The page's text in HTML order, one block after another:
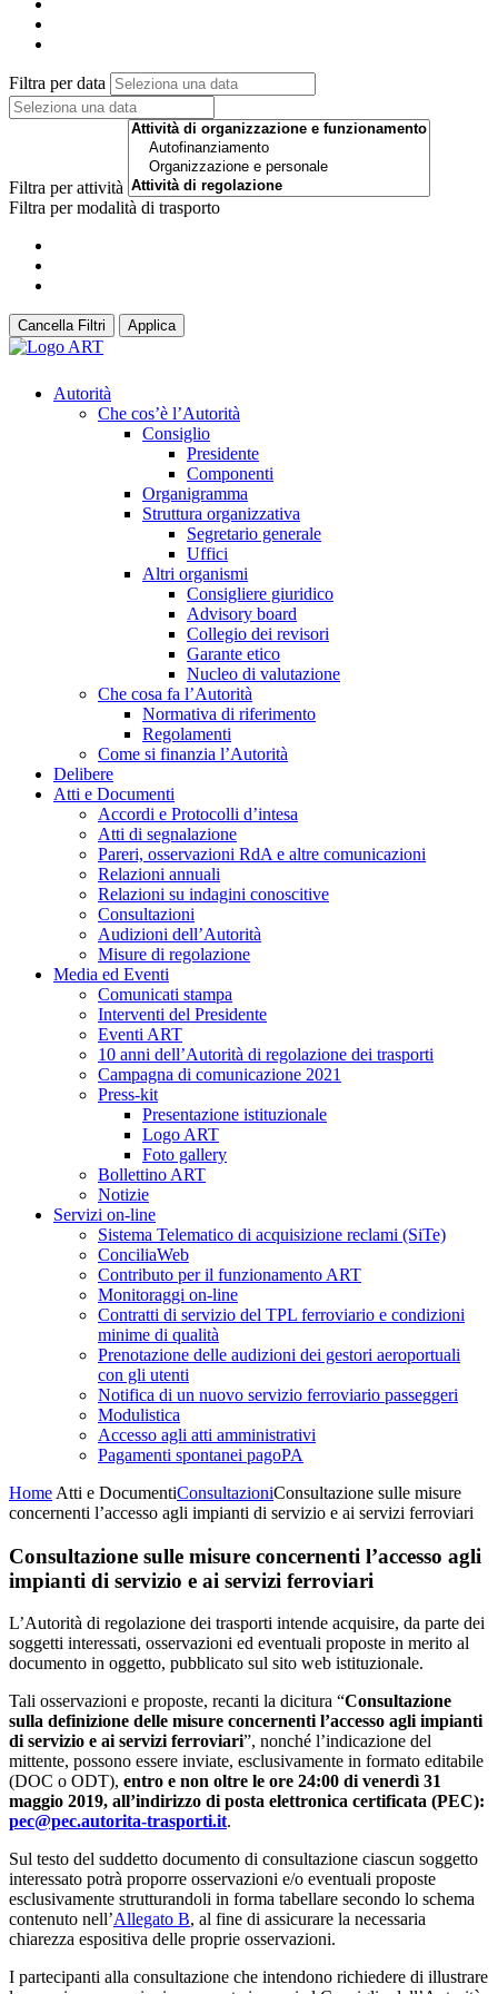
Filtra per data
Filtra per attività
Filtra per modalità di trasporto
Cancella Filtri Applica
Autorità
Che cos’è l’Autorità
Consiglio
Presidente
Componenti
Organigramma
Struttura organizzativa
Segretario generale
Uffici
Altri organismi
Consigliere giuridico
Advisory board
Collegio dei revisori
Garante etico
Nucleo di valutazione
Che cosa fa l’Autorità
Normativa di riferimento
Regolamenti
Come si finanzia l’Autorità
Delibere
Atti e Documenti
Accordi e Protocolli d’intesa
Atti di segnalazione
Pareri, osservazioni RdA e altre comunicazioni
Relazioni annuali
Relazioni su indagini conoscitive
Consultazioni
Audizioni dell’Autorità
Misure di regolazione
Media ed Eventi
Comunicati stampa
Interventi del Presidente
Eventi ART
10 anni dell’Autorità di regolazione dei trasporti
Campagna di comunicazione 2021
Press-kit
Presentazione istituzionale
Logo ART
Foto gallery
Bollettino ART
Notizie
Servizi on-line
Sistema Telematico di acquisizione reclami (SiTe)
ConciliaWeb
Contributo per il funzionamento ART
Monitoraggi on-line
Contratti di servizio del TPL ferroviario e condizioni
minime di qualità
Prenotazione delle audizioni dei gestori aeroportuali
con gli utenti
Notifica di un nuovo servizio ferroviario passeggeri
Modulistica
Accesso agli atti amministrativi
Pagamenti spontanei pagoPA
Home Atti e DocumentiConsultazioniConsultazione sulle misure
concernenti l’accesso agli impianti di servizio e ai servizi ferroviari
Consultazione sulle misure concernenti l’accesso agli
impianti di servizio e ai servizi ferroviari
L’Autorità di regolazione dei trasporti intende acquisire, da parte dei
soggetti interessati, osservazioni ed eventuali proposte in merito al
documento in oggetto, pubblicato sul sito web istituzionale.
Tali osservazioni e proposte, recanti la dicitura “Consultazione
sulla definizione delle misure concernenti l’accesso agli impianti
di servizio e ai servizi ferroviari”, nonché l’indicazione del
mittente, possono essere inviate, esclusivamente in formato editabile
(DOC o ODT), entro e non oltre le ore 24:00 di venerdì 31
maggio 2019, all’indirizzo di posta elettronica certificata (PEC):
pec@pec.autorita-trasporti.it.
Sul testo del suddetto documento di consultazione ciascun soggetto
interessato potrà proporre osservazioni e/o eventuali proposte
esclusivamente strutturandoli in forma tabellare secondo lo schema
contenuto nell’Allegato B, al fine di assicurare la necessaria
chiarezza espositiva delle proprie osservazioni.
I partecipanti alla consultazione che intendono richiedere di illustrare